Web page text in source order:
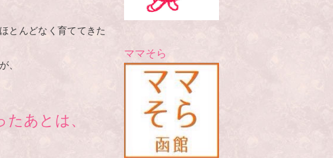
とんどなく育ててきた
、
あとは、
ママそら